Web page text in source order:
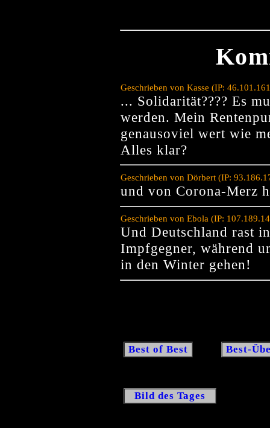
Geschrieben von Kasse (IP:
... Solidarität???? Es
werden. Mein
genausoviel wert wie
Alles klar?
Geschrieben von Dörbert (IP:
und von Corona-Merz
Geschrieben von Ebola (IP:
Und Deutschland rast
Impfgegner, während
in den Winter gehen!
Best of Best Best-
Bild des Tages